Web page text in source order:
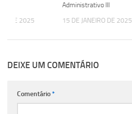
Administrativo III
15 DE JANEIRO DE 2025
DE 2025
DEIXE UM COMENTÁRIO
Comentário*